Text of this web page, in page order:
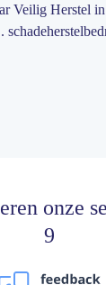
Veilig Herstel
onze
9